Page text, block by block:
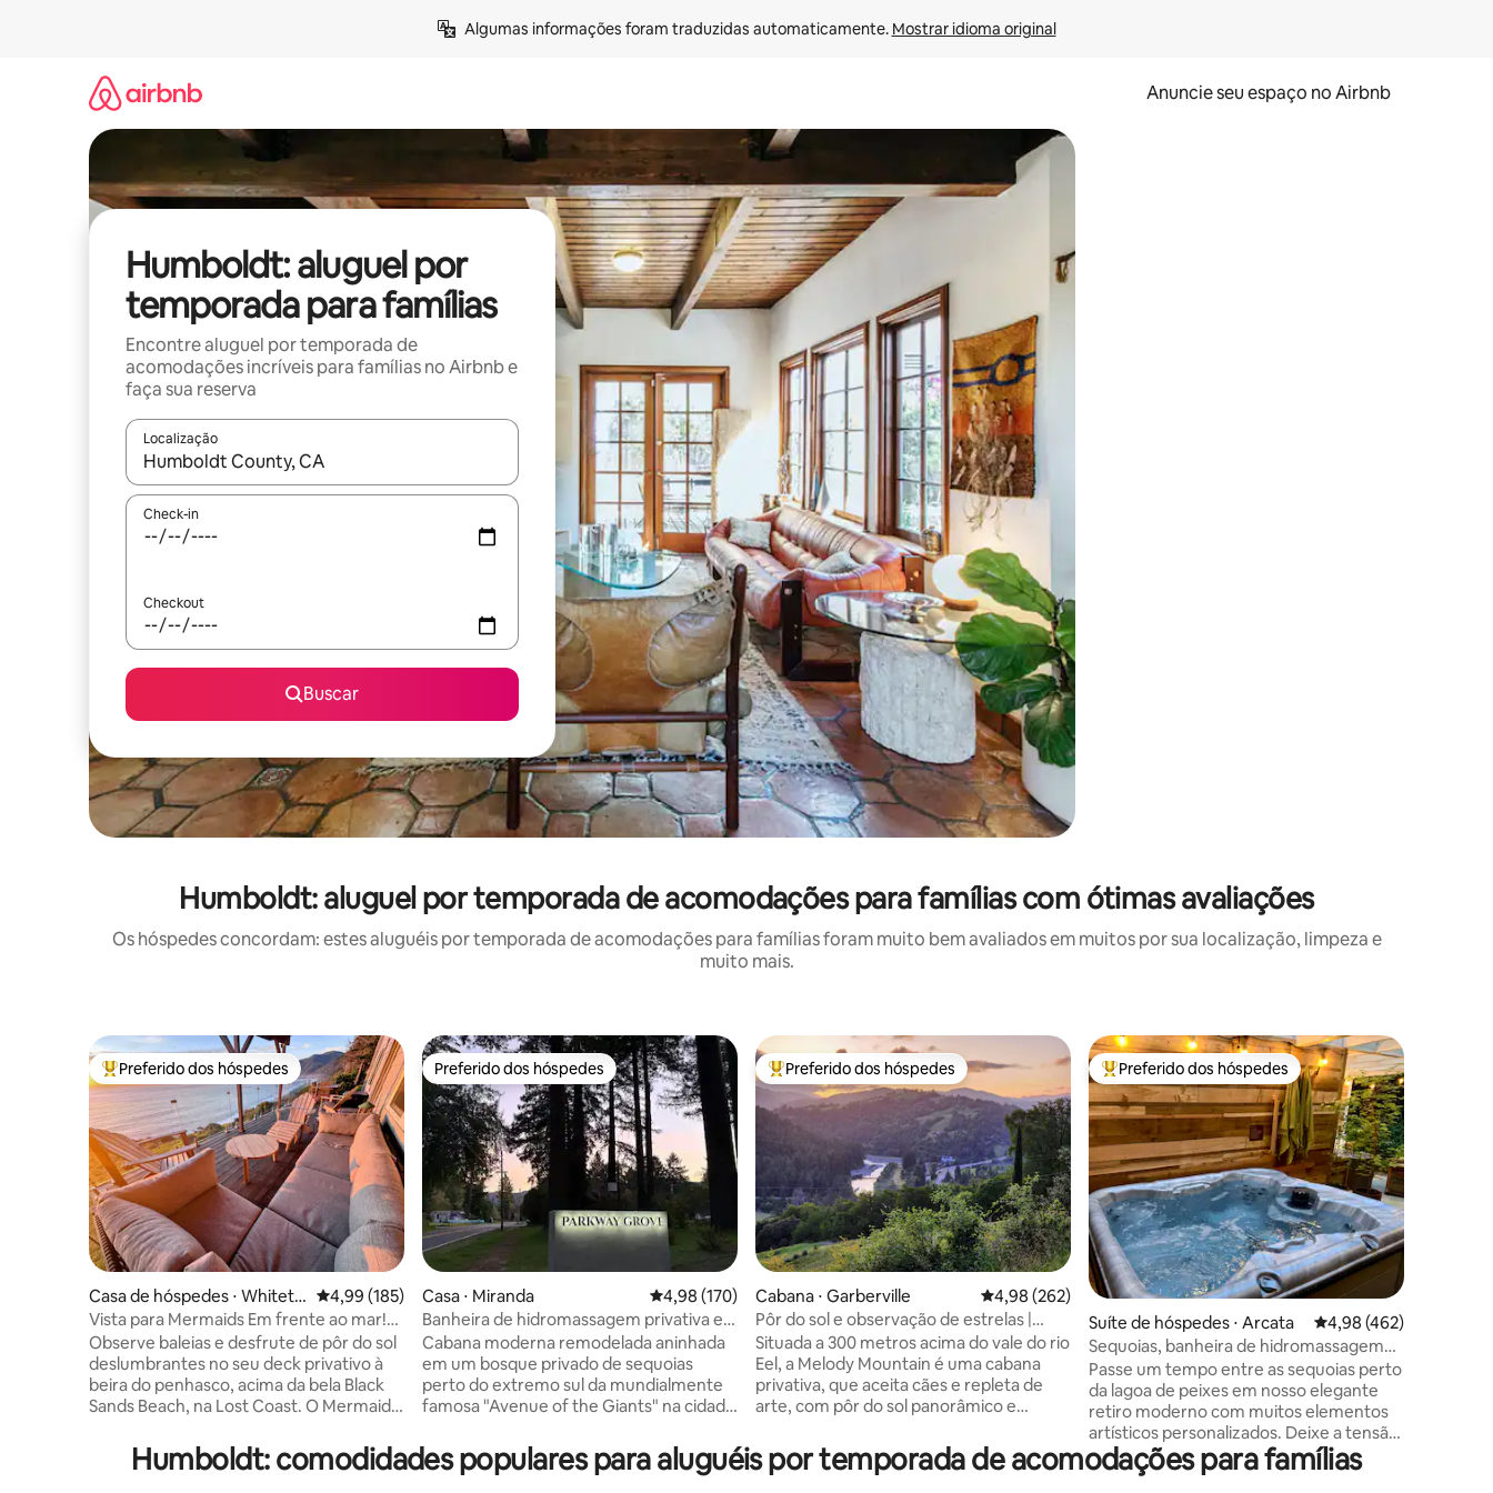
Algumas informações foram traduzidas automaticamente. Mostrar idioma original
Anuncie seu espaço no Airbnb
Humboldt: aluguel por
temporada para famílias
Encontre aluguel por temporada de
acomodações incríveis para famílias no Airbnb e
faça sua reserva
Localização
Quando os resultados estiverem disponíveis, explore-os usando as seta para cima e para baixo do teclado ou tocando e deslizando o dedo na tela.
Check-in
Checkout
Buscar
Humboldt: aluguel por temporada de acomodações para famílias com ótimas avaliações
Os hóspedes concordam: estes aluguéis por temporada de acomodações para famílias foram muito bem avaliados em muitos por sua localização, limpeza e
muito mais.
Entre os melhores preferidos dos hóspedes
Preferido dos hóspedes
Casa de hóspedes ⋅ Whiteth
orn
4,99 de uma avaliação média de 5, 185 avaliações
4,99 (185)
Vista para Mermaids Em frente ao mar!
Lindo Animais de estimação são bem-
vindos
Observe baleias e desfrute de pôr do sol
deslumbrantes no seu deck privativo à
beira do penhasco, acima da bela Black
Sands Beach, na Lost Coast. O Mermaids
com uma vista panorâmica de todas as
baleias e das ondas quebrando abaixo. O
Preferido dos hóspedes
Preferido dos hóspedes
Casa ⋅ Miranda 4,98 de uma avaliação média de 5, 170 avaliações
4,98 (170)
Banheira de hidromassagem privativa e
chuveiro spa em Parkway Grove Cabins
Cabana moderna remodelada aninhada
em um bosque privado de sequoias
perto do extremo sul da mundialmente
famosa "Avenue of the Giants" na cidade
relaxar e descontrair após um longo dia
de atividades. Desfrute do grande e
Entre os melhores preferidos dos hóspedes
Preferido dos hóspedes
Cabana ⋅ Garberville 4,98 de uma avaliação média de 5, 262 avaliações
4,98 (262)
Pôr do sol e observação de estrelas |
Privado e artístico | Banheira de
hidromassagem!
Situada a 300 metros acima do vale do rio
Eel, a Melody Mountain é uma cabana
privativa, que aceita cães e repleta de
arte, com pôr do sol panorâmico e
Caminhe pela nossa floresta de 60 acres,
lar de codornas, perus, raposas e veados,
Entre os melhores preferidos dos hóspedes
Preferido dos hóspedes
Suíte de hóspedes ⋅ Arcata 4,98 de uma avaliação
4,98 (462)
Sequoias, banheira de hidromassagem
privativa, chuveiro de chuva, camas king
size
Passe um tempo entre as sequoias perto
da lagoa de peixes em nosso elegante
retiro moderno com muitos elementos
artísticos personalizados. Deixe a tensão
da estrada derreter em nossa banheira
de hidromassagem e spa como chuveiro
Humboldt: comodidades populares para aluguéis por temporada de acomodações para famílias